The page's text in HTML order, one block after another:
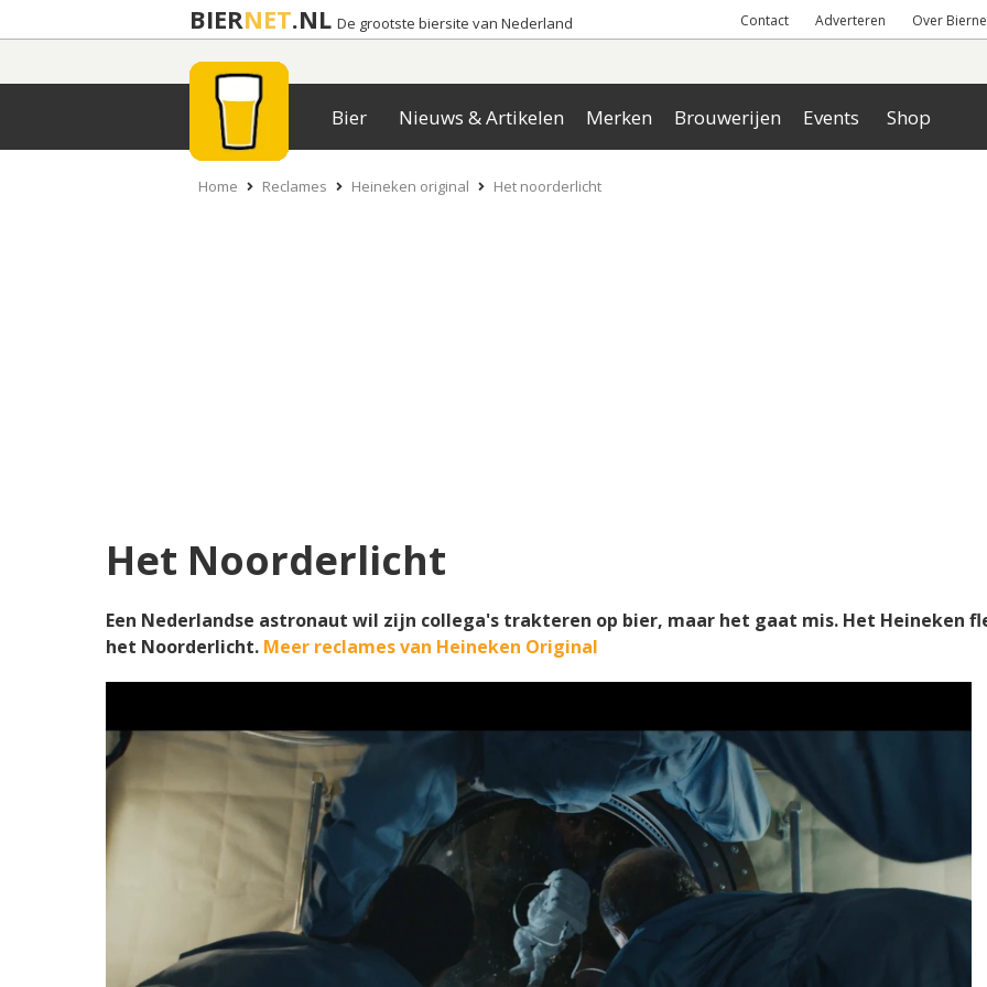
BIERNET.NL De grootste biersite van Nederland Contact Adverteren Over
Bier Nieuws & Artikelen Merken Brouwerijen Events Shop
Home Reclames Heineken original Het noorderlicht
Het Noorderlicht
Een Nederlandse astronaut wil zijn collega's trakteren op bier, maar het gaat mis. Het Heineken
het Noorderlicht. Meer reclames van Heineken Original